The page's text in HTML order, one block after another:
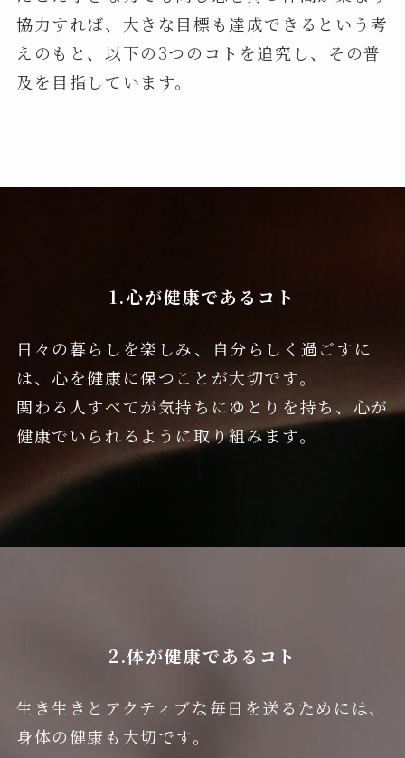
協力すれば、大きな目標も達成できるという考
えのもと、以下の3つのコトを追究し、その普
及を目指しています。
1.心が健康であるコト
日々の暮らしを楽しみ、自分らしく過ごすに
は、心を健康に保つことが大切です。
関わる人すべてが気持ちにゆとりを持ち、心が
健康でいられるように取り組みます。
2.体が健康であるコト
生き生きとアクティブな毎日を送るためには、
身体の健康も大切です。